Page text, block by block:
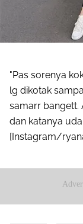
"Pas sorenya
lg dikotak
samarr bangett.
dan katanya
[Instagram/